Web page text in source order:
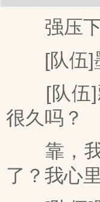
强压下
[队伍]墨
[队伍]飘
很久吗？
靠，我
了？我心